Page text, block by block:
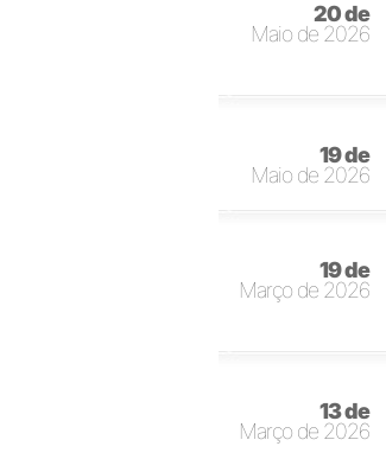
20 de
Maio de 2026
19 de
Maio de 2026
19 de
Março de 2026
13 de
Março de 2026